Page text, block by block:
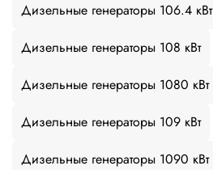
Дизельные генераторы 106.4 кВт
Дизельные генераторы 108 кВт
Дизельные генераторы 1080 кВт
Дизельные генераторы 109 кВт
Дизельные генераторы 1090 кВт